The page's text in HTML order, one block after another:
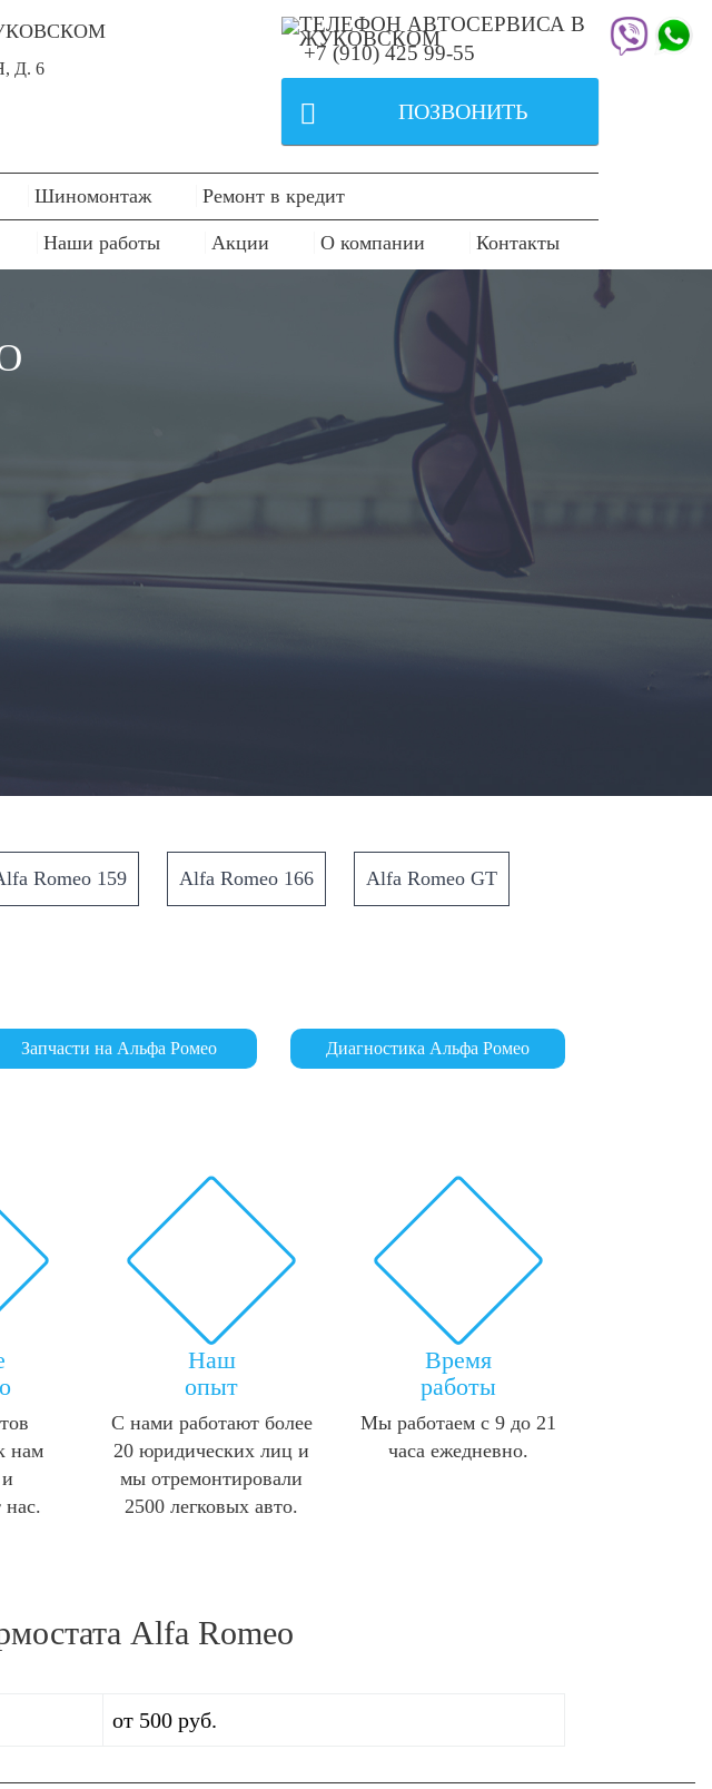
Д. 6
+7 (910) 425 99-55
 ПОЗВОНИТЬ
Шиномонтаж Ремонт в кредит
Наши работы Акции О компании Контакты
Romeo 159 Alfa Romeo 166 Alfa Romeo GT
Запчасти на Альфа Ромео Диагностика Альфа Ромео
нам
нас.
Наш
опыт
С нами работают более
20 юридических лиц и
мы отремонтировали
2500 легковых авто.
Время
работы
Мы работаем с 9 до 21
часа ежедневно.
Alfa Romeo
от 500 руб.